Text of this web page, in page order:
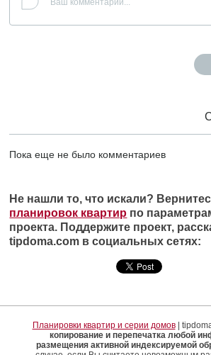
Пока еще не было комментариев
Не нашли то, что искали?
планировок квартир по
проекта. Поддержите проект,
tipdoma.com в социальных сетях:
Планировки квартир и серии домов|
копирование и перепечатка любой
размещения активной индексируемой